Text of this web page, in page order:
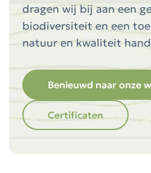
dragen wij bij aan een
biodiversiteit en een
natuur en kwaliteit
Benieuwd naar onze
Certificaten